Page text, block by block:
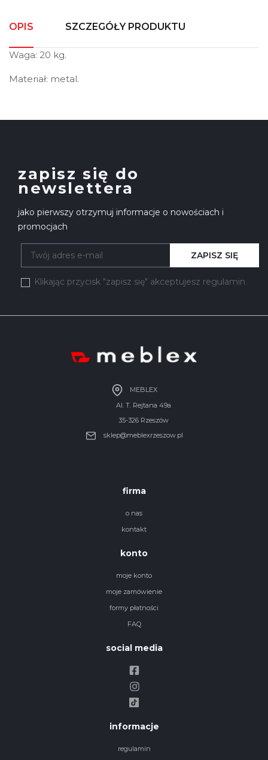
OPIS SZCZEGÓŁY PRODUKTU
Waga: 20 kg.
Materiał: metal.
zapisz się do
newslettera
jako pierwszy otrzymuj informacje o nowościach i
promocjach
Klikając przycisk "zapisz się" akceptujesz regulamin.
ZAPISZ SIĘ
MEBLEX
Al. T. Rejtana 49a
35-326 Rzeszów
sklep@meblexrzeszow.pl
firma
o nas
kontakt
konto
moje konto
moje zamówienie
formy płatności
FAQ
social media
informacje
regulamin